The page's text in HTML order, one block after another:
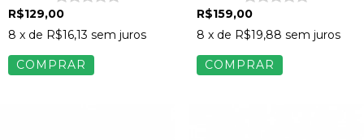
R$129,00
8 x de R$16,13 sem juros
COMPRAR
R$159,00
8 x de R$19,88 sem juros
COMPRAR